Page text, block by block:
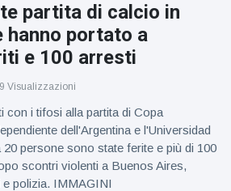
partita di calcio in
hanno portato a
e 100 arresti
Visualizzazioni
con i tifosi alla partita di Copa
dell'Argentina e l'Universidad
20 persone sono state ferite e più di 100
scontri violenti a Buenos Aires,
polizia. IMMAGINI